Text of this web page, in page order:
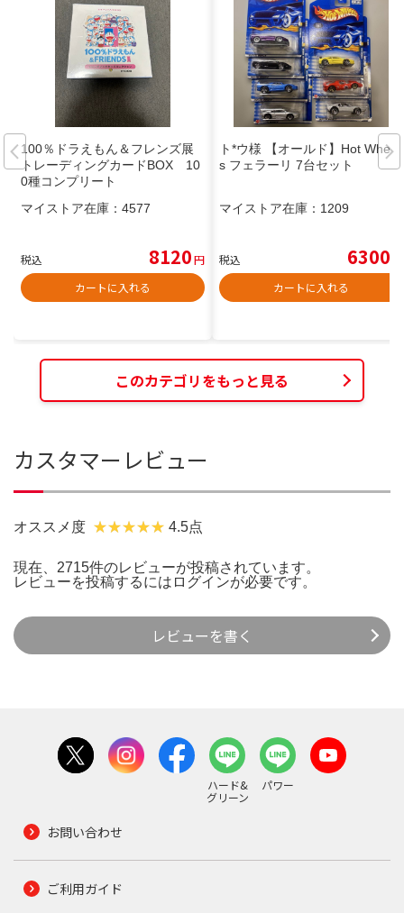
100％ドラえもん＆フレンズ展
トレーディングカードBOX 10
0種コンプリート
マイストア在庫： 4577
税込 8120円
カートに入れる
ト*ウ様 【オールド】Hot Wheel
s フェラーリ 7台セット
マイストア在庫： 1209
税込 6300
カートに入れる
このカテゴリをもっと見る
カスタマーレビュー
オススメ度 4.5点
現在、2715件のレビューが投稿されています。
レビューを投稿するには ログインが必要です。
レビューを書く
ハード&
グリーン
パワー
お問い合わせ
ご利用ガイド